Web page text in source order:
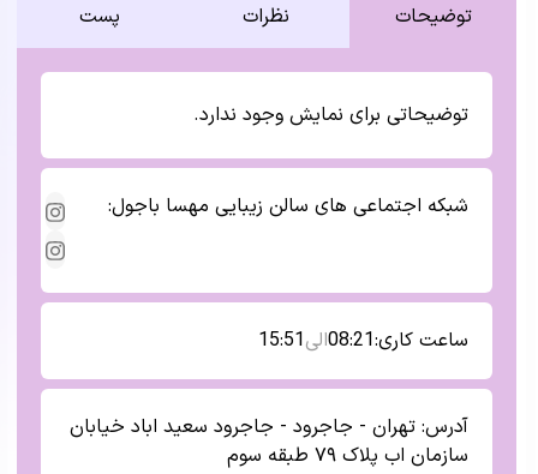
توضیحات نظرات پست
توضیحاتی برای نمایش وجود ندارد.
شبکه اجتماعی های سالن زیبایی مهسا باجول:
ساعت کاری:08:21الی15:51
آدرس: تهران - جاجرود - جاجرود سعید اباد خیابان
سازمان اب پلاک ۷۹ طبقه سوم